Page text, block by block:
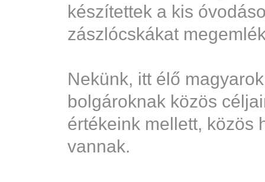
készítettek a kis
zászlócskákat
Nekünk, itt élő
bolgároknak közös
értékeink mellett, közös
vannak.